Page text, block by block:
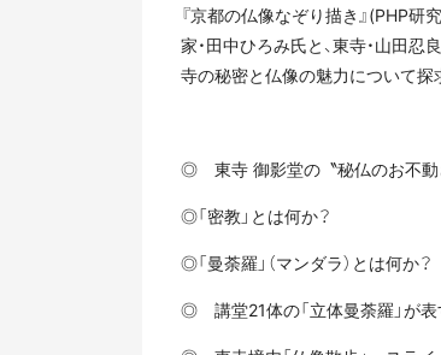
『京都の仏像なぞり描き』(PHP
家・田中ひろみ氏と、東寺・山田
寺の秘密と仏像の魅力について探
◎ 東寺 御影堂の〝秘仏のお不動
◎「密教」とは何か？
◎「曼荼羅」（マンダラ）とは何か？
◎ 講堂21体の「立体曼荼羅」が表